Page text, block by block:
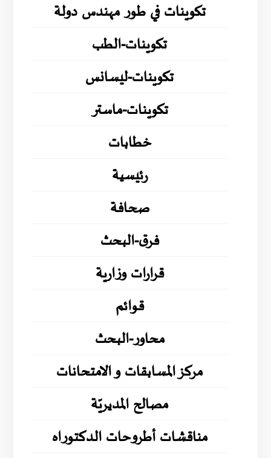
تكوينات في طور مهندس دولة
تكوينات-الطب
تكوينات-ليسانس
تكوينات-ماستر
خطابات
رئيسية
صحافة
فرق-البحث
قرارات وزارية
قوائم
محاور-البحث
مركز المسابقات و الامتحانات
مصالح المديريّة
مناقشات أطروحات الدكتوراه